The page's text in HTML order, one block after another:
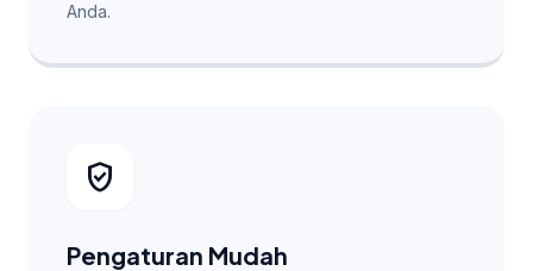
Anda.
verified_user
Pengaturan Mudah